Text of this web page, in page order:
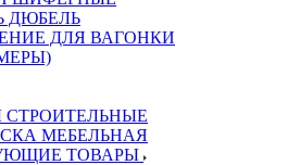
ДЮБЕЛЬ
ДЛЯ ВАГОНКИ
СТРОИТЕЛЬНЫЕ
МЕБЕЛЬНАЯ
ТОВАРЫ